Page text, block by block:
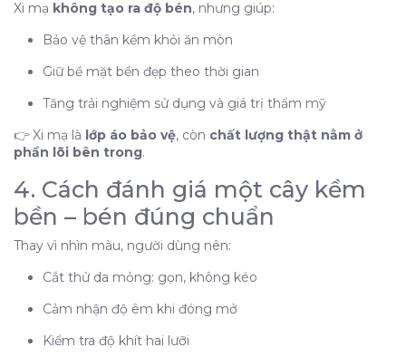
Xi mạ không tạo ra độ bén, nhưng giúp:
Bảo vệ thân kềm khỏi ăn mòn
Giữ bề mặt bền đẹp theo thời gian
Tăng trải nghiệm sử dụng và giá trị thẩm mỹ
👉 Xi mạ là lớp áo bảo vệ, còn chất lượng thật nằm ở
phần lõi bên trong.
4. Cách đánh giá một cây kềm
bền – bén đúng chuẩn
Thay vì nhìn màu, người dùng nên:
Cắt thử da mỏng: gọn, không kéo
Cảm nhận độ êm khi đóng mở
Kiểm tra độ khít hai lưỡi